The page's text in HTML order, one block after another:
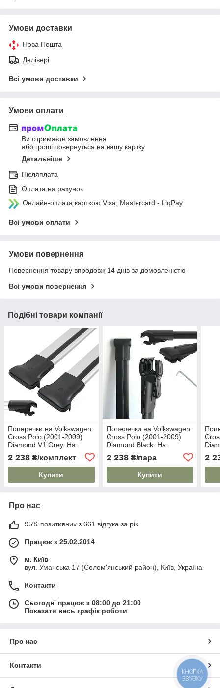
Умови доставки
Нова Пошта
Делівері
Всі умови доставки
Умови оплати
Ви отримаєте замовлення
або гроші повернуться на вашу картку
Детальніше
Післяплата
Оплата на рахунок
Онлайн-оплата карткою Visa, Mastercard - LiqPay
Всі умови оплати
Умови повернення
Повернення товару впродовж 14 днів за домовленістю
Всі умови повернення
Подібні товари компанії
Поперечки на Volkswagen
Cross Polo (2001-2009)
Diamond V1 Grey. На
стандартні рейлінги. Без
замка. Сірі
2 238 ₴/комплект
Купити
Поперечки на Volkswagen
Cross Polo (2001-2009)
Diamond Black. На
стандартні рейлінги. Чорні
2 238₴/пара
Купити
2
Про нас
95% позитивних з 661 відгука за рік
Працює з 25.02.2014
м. Київ
вул. Уманська 17 (Солом'янський район), Київ, Україна
Контакти
Сьогодні працює з 08:00 до 21:00
Показати весь графік роботи
Про нас
Контакти
КНОПКА
ЗВ'ЯЗКУ